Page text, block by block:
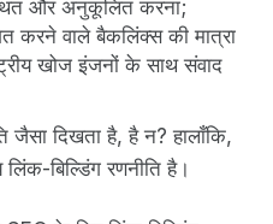
और अनुकूलित करना;
करने वाले बैकलिंक्स की मात्रा
खोज इंजनों के साथ संवाद
जैसा दिखता है, है न? हालाँकि,
बिल्डिंग रणनीति है।